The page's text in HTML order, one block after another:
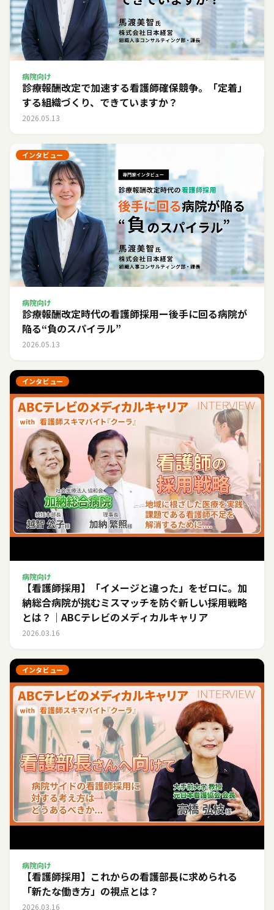
病院向け
診療報酬改定で加速する看護師確保競争。「定着」
する組織づくり、できていますか？
2026.05.13
インタビュー
病院向け
診療報酬改定時代の看護師採用ー後手に回る病院が
陥る“負のスパイラル”
2026.05.13
インタビュー
病院向け
【看護師採用】「イメージと違った」をゼロに。加
納総合病院が挑むミスマッチを防ぐ新しい採用戦略
とは？｜ABCテレビのメディカルキャリア
2026.03.16
インタビュー
病院向け
【看護師採用】これからの看護部長に求められる
「新たな働き方」の視点とは？
2026.03.16